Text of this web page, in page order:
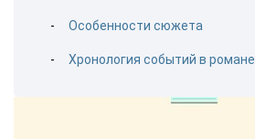
Особенности сюжета
Хронология событий в романе